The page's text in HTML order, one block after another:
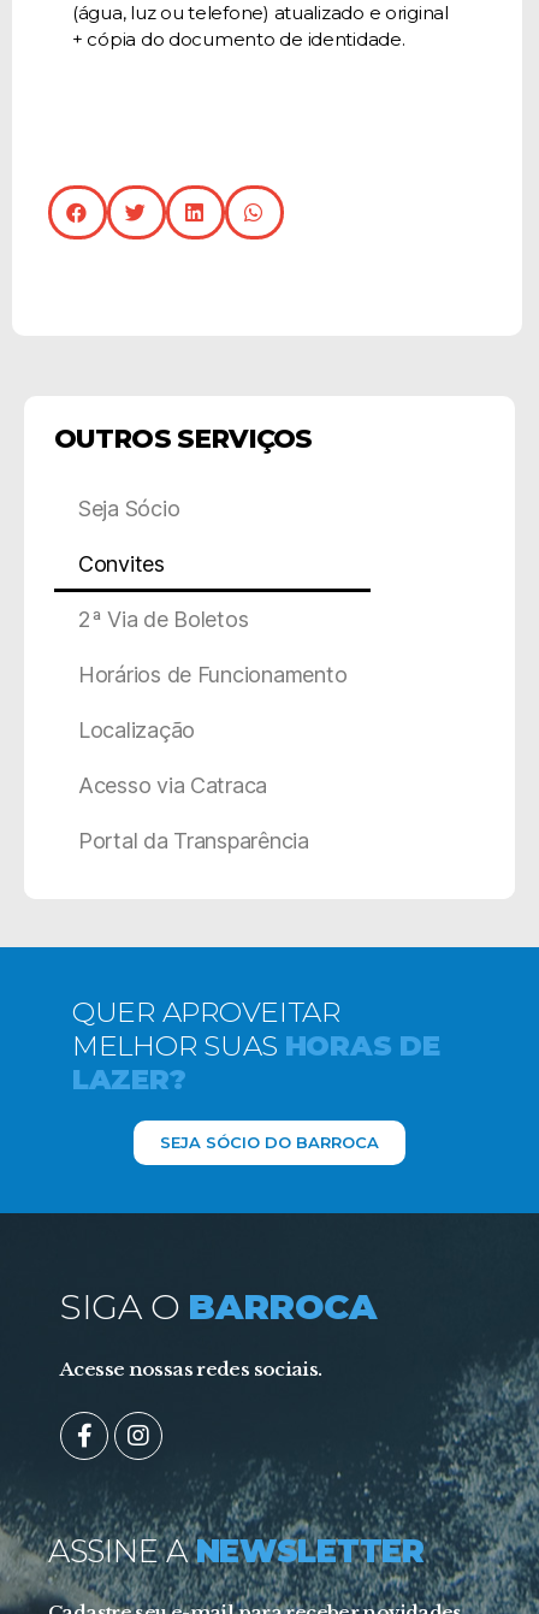
(água, luz ou telefone) atualizado e original
+ cópia do documento de identidade.
OUTROS SERVIÇOS
Seja Sócio
Convites
2ª Via de Boletos
Horários de Funcionamento
Localização
Acesso via Catraca
Portal da Transparência
QUER APROVEITAR
MELHOR SUAS HORAS DE
LAZER?
SEJA SÓCIO DO BARROCA
SIGA O BARROCA
Acesse nossas redes sociais.
ASSINE ANEWSLETTER